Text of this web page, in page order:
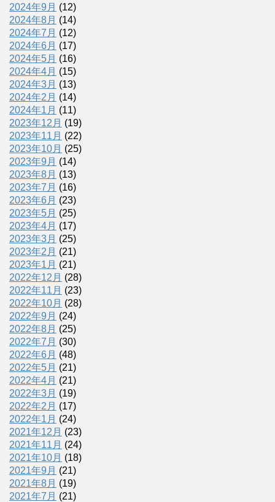
2024年9月 (12)
2024年8月 (14)
2024年7月 (12)
2024年6月 (17)
2024年5月 (16)
2024年4月 (15)
2024年3月 (13)
2024年2月 (14)
2024年1月 (11)
2023年12月 (19)
2023年11月 (22)
2023年10月 (25)
2023年9月 (14)
2023年8月 (13)
2023年7月 (16)
2023年6月 (23)
2023年5月 (25)
2023年4月 (17)
2023年3月 (25)
2023年2月 (21)
2023年1月 (21)
2022年12月 (28)
2022年11月 (23)
2022年10月 (28)
2022年9月 (24)
2022年8月 (25)
2022年7月 (30)
2022年6月 (48)
2022年5月 (21)
2022年4月 (21)
2022年3月 (19)
2022年2月 (17)
2022年1月 (24)
2021年12月 (23)
2021年11月 (24)
2021年10月 (18)
2021年9月 (21)
2021年8月 (19)
2021年7月 (21)